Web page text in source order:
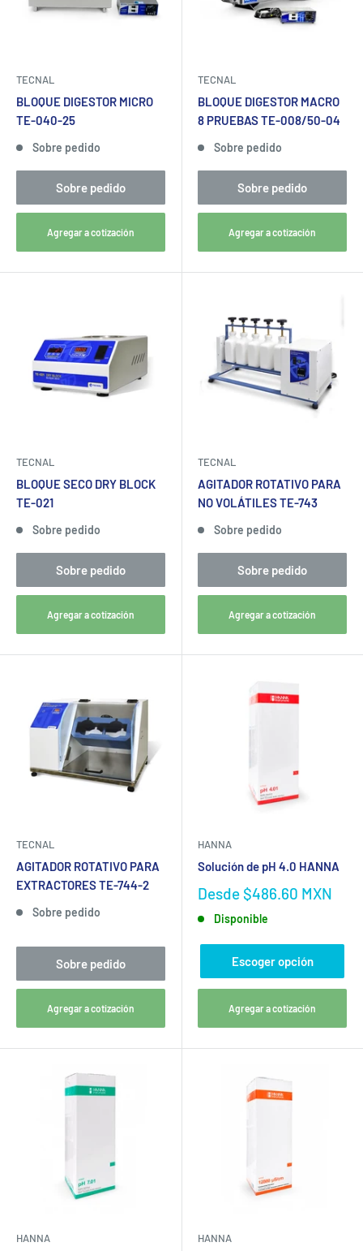
TECNAL
BLOQUE DIGESTOR MICRO
TE-040-25
Sobre pedido
Sobre pedido
Agregar a cotización
TECNAL
BLOQUE DIGESTOR MACRO
8 PRUEBAS TE-008/50-04
Sobre pedido
Sobre pedido
Agregar a cotización
TECNAL
BLOQUE SECO DRY BLOCK
TE-021
Sobre pedido
Sobre pedido
Agregar a cotización
TECNAL
AGITADOR ROTATIVO PARA
NO VOLÁTILES TE-743
Sobre pedido
Sobre pedido
Agregar a cotización
TECNAL
AGITADOR ROTATIVO PARA
EXTRACTORES TE-744-2
Sobre pedido
Sobre pedido
Agregar a cotización
HANNA
Solución de pH 4.0 HANNA
Desde $486.60 MXN
Disponible
Escoger opción
Agregar a cotización
HANNA HANNA